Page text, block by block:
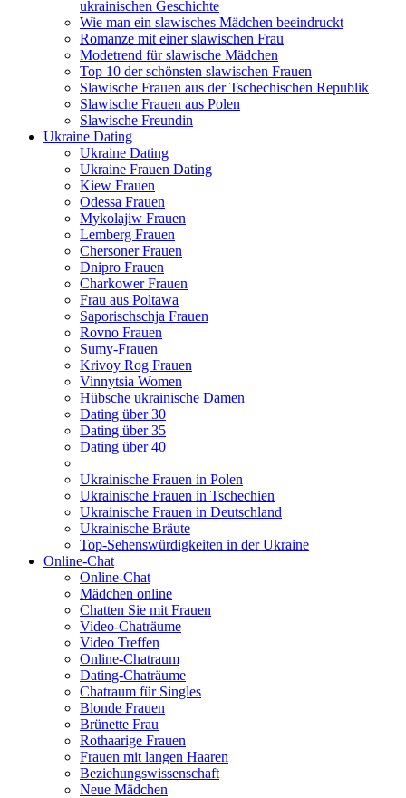
ukrainischen Geschichte
Wie man ein slawisches Mädchen beeindruckt
Romanze mit einer slawischen Frau
Modetrend für slawische Mädchen
Top 10 der schönsten slawischen Frauen
Slawische Frauen aus der Tschechischen Republik
Slawische Frauen aus Polen
Slawische Freundin
Ukraine Dating
Ukraine Dating
Ukraine Frauen Dating
Kiew Frauen
Odessa Frauen
Mykolajiw Frauen
Lemberg Frauen
Chersoner Frauen
Dnipro Frauen
Charkower Frauen
Frau aus Poltawa
Saporischschja Frauen
Rovno Frauen
Sumy-Frauen
Krivoy Rog Frauen
Vinnytsia Women
Hübsche ukrainische Damen
Dating über 30
Dating über 35
Dating über 40
Ukrainische Frauen in Polen
Ukrainische Frauen in Tschechien
Ukrainische Frauen in Deutschland
Ukrainische Bräute
Top-Sehenswürdigkeiten in der Ukraine
Online-Chat
Online-Chat
Mädchen online
Chatten Sie mit Frauen
Video-Chaträume
Video Treffen
Online-Chatraum
Dating-Chaträume
Chatraum für Singles
Blonde Frauen
Brünette Frau
Rothaarige Frauen
Frauen mit langen Haaren
Beziehungswissenschaft
Neue Mädchen